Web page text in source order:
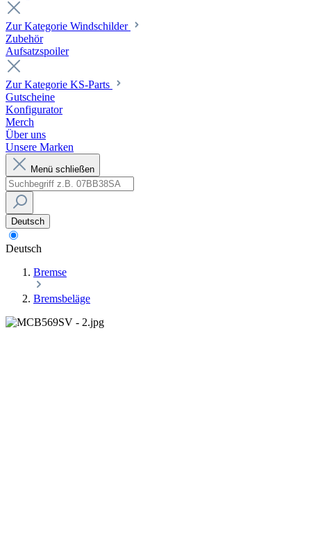
Zur Kategorie Windschilder
Zubehör
Aufsatzspoiler
Zur Kategorie KS-Parts
Gutscheine
Konfigurator
Merch
Über uns
Unsere Marken
Menü schließen
Deutsch
Deutsch
Bremse
Bremsbeläge